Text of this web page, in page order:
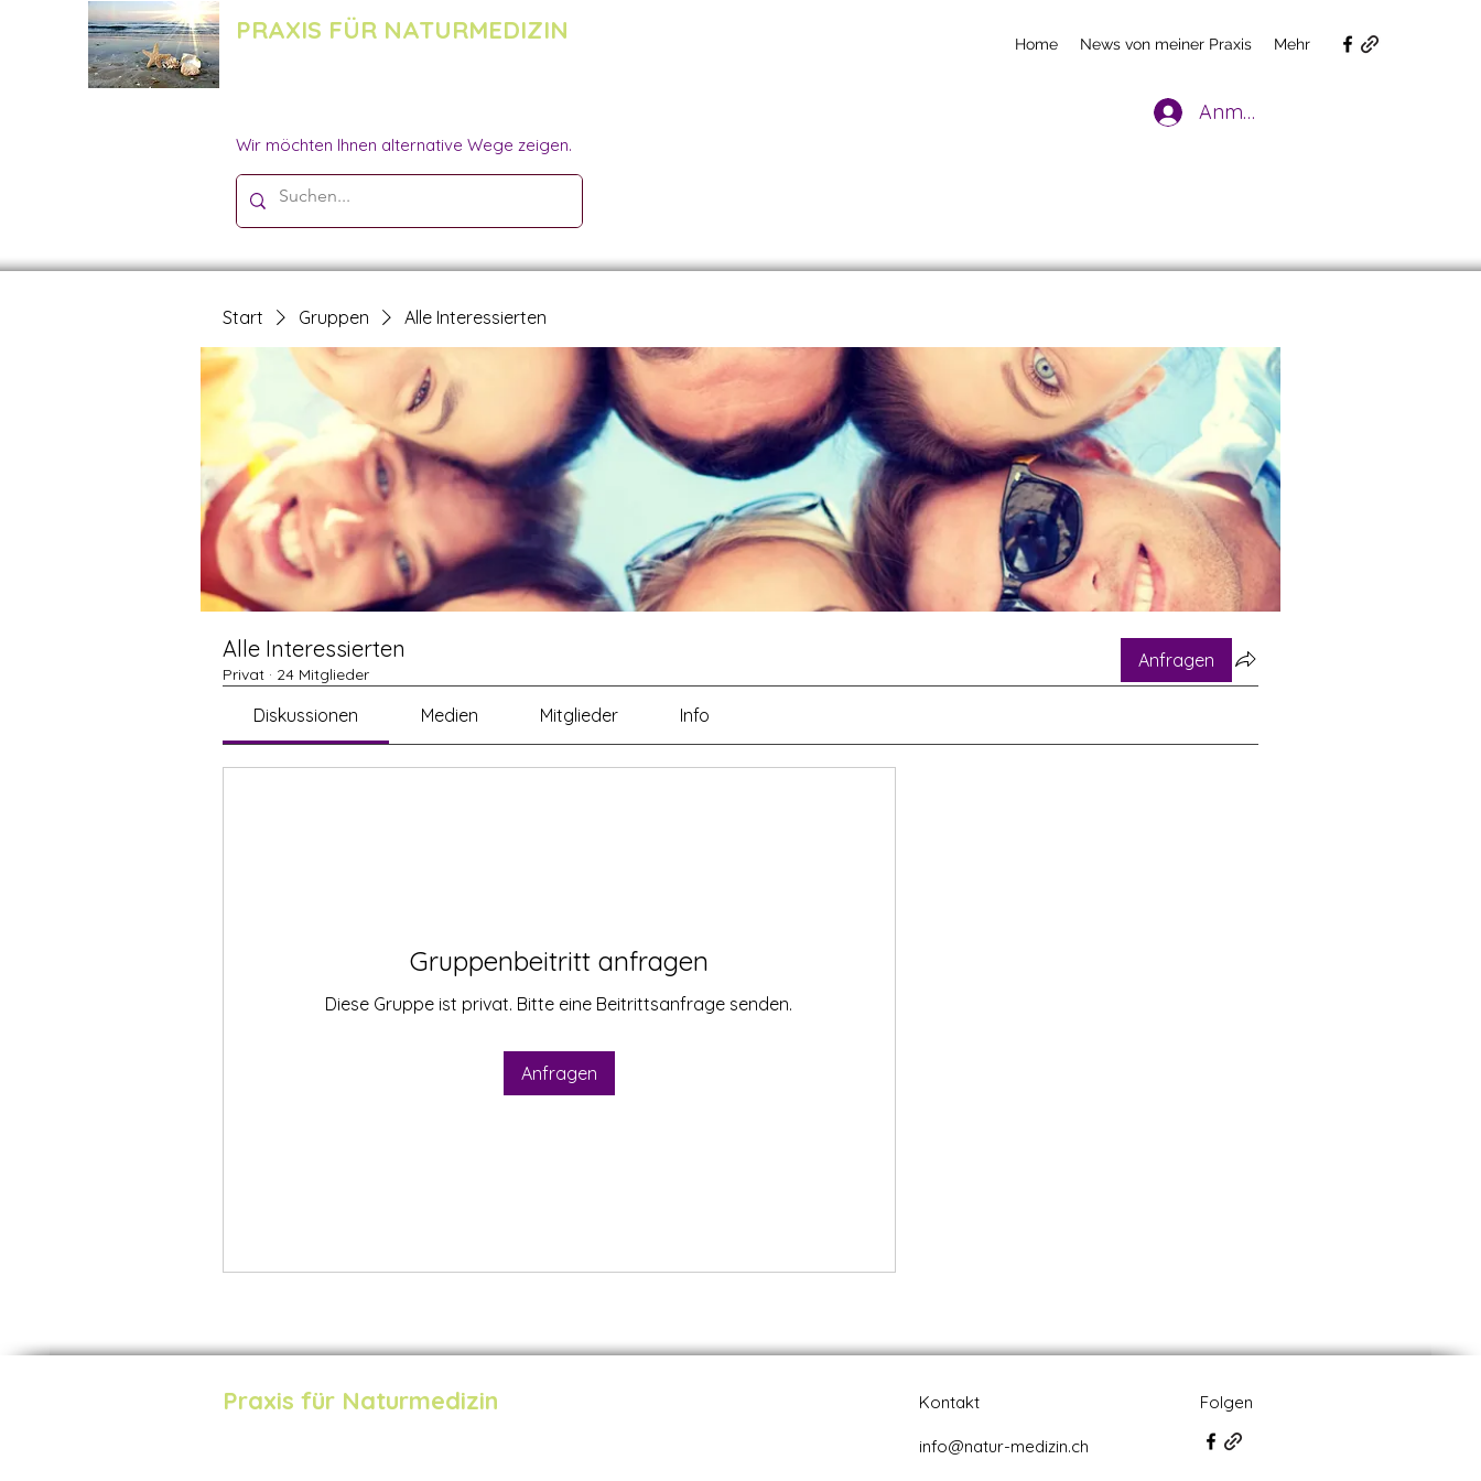
PRAXIS FÜR NATURMEDIZIN
Wir möchten Ihnen alternative Wege zeigen.
Home News von meiner Praxis Mehr
Anmelden
Start Gruppen Alle Interessierten
Alle Interessierten
Privat · 24 Mitglieder
Anfragen
Diskussionen Medien Mitglieder Info
Gruppenbeitritt anfragen
Diese Gruppe ist privat. Bitte eine Beitrittsanfrage senden.
Anfragen
Praxis für Naturmedizin Kontakt
info@natur-medizin.ch
Folgen